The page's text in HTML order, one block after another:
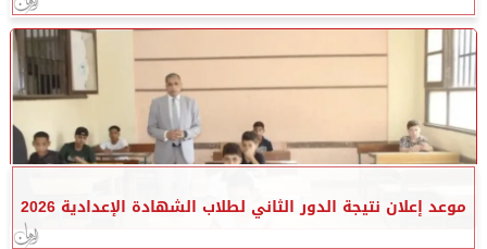
موعد إعلان نتيجة الدور الثاني لطلاب الشهادة الإعدادية 2026